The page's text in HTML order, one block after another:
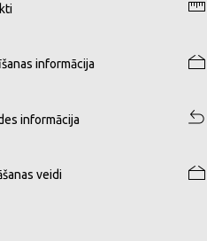
informācija
informācija
veidi